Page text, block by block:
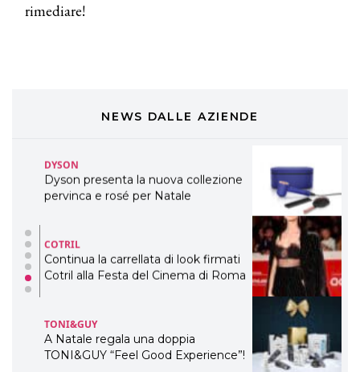
rimediare!
NEWS DALLE AZIENDE
Davines presenta cofanetti beauty
WELLNESS CONGRESS 2022: I
DYSON
Dyson presenta la nuova collezione
pervinca e rosé per Natale
COTRIL
Continua la carrellata di look firmati
Cotril alla Festa del Cinema di Roma
TONI&GUY
A Natale regala una doppia
TONI&GUY “Feel Good Experience”!